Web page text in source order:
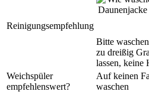
Reinigungsempfehlung
Bitte
zu dreißig
lassen, keine
Weichspüler
empfehlenswert?
Auf keinen
waschen